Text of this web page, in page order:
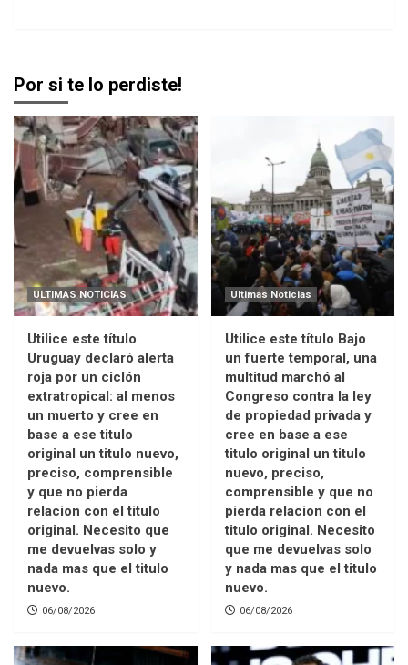
Por si te lo perdiste!
ULTIMAS NOTICIAS
Utilice este título
Uruguay declaró alerta
roja por un ciclón
extratropical: al menos
un muerto y cree en
base a ese titulo
original un titulo nuevo,
preciso, comprensible
y que no pierda
relacion con el titulo
original. Necesito que
me devuelvas solo y
nada mas que el titulo
nuevo.
06/08/2026
Ultimas Noticias
Utilice este título Bajo
un fuerte temporal, una
multitud marchó al
Congreso contra la ley
de propiedad privada y
cree en base a ese
titulo original un titulo
nuevo, preciso,
comprensible y que no
pierda relacion con el
titulo original. Necesito
que me devuelvas solo
y nada mas que el titulo
nuevo.
06/08/2026